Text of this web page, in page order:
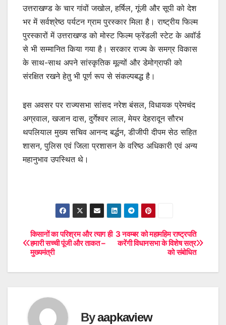
उत्तराखण्ड के चार गांवों जखोल, हर्षिल, गूंजी और सूपी को देश
भर में सर्वश्रेष्ठ पर्यटन ग्राम पुरस्कार मिला है। राष्ट्रीय फिल्म
पुरस्कारों में उत्तराखण्ड को मोस्ट फिल्म फ्रेंडली स्टेट के अवॉर्ड
से भी सम्मानित किया गया है। सरकार राज्य के समग्र विकास
के साथ-साथ अपने सांस्कृतिक मूल्यों और डेमोग्राफी को
संरक्षित रखने हेतु भी पूर्ण रूप से संकल्पबद्ध है।
इस अवसर पर राज्यसभा सांसद नरेश बंसल, विधायक प्रेमचंद
अग्रवाल, खजान दास, दुर्गेश्वर लाल, मेयर देहरादून सौरभ
थपलियाल मुख्य सचिव आनन्द बर्द्धन, डीजीपी दीपम सेठ सहित
शासन, पुलिस एवं जिला प्रशासन के वरिष्ठ अधिकारी एवं अन्य
महानुभाव उपस्थित थे।
Post
navigation
3 नवम्बर को महामहिम राष्ट्रपति
करेंगी विधानसभा के विशेष सत्र
को संबोधित
किसानों का परिश्रम और त्याग ही
हमारी सच्ची पूंजी और ताकत –
मुख्यमंत्री
Byaapkaview